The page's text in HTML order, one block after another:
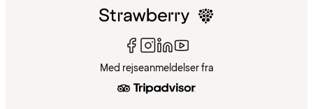
Med rejseanmeldelser fra